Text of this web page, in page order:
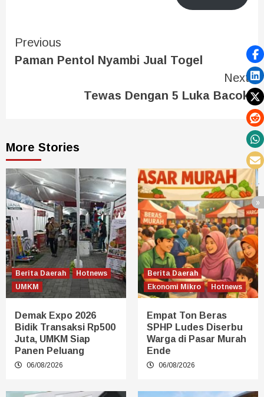
Previous
Paman Pentol Nyambi Jual Togel
Next
Tewas Dengan 5 Luka Bacok
More Stories
Berita Daerah
Hotnews
UMKM
Demak Expo 2026
Bidik Transaksi Rp500
Juta, UMKM Siap
Panen Peluang
06/08/2026
Berita Daerah
Ekonomi Mikro
Hotnews
Empat Ton Beras
SPHP Ludes Diserbu
Warga di Pasar Murah
Ende
06/08/2026